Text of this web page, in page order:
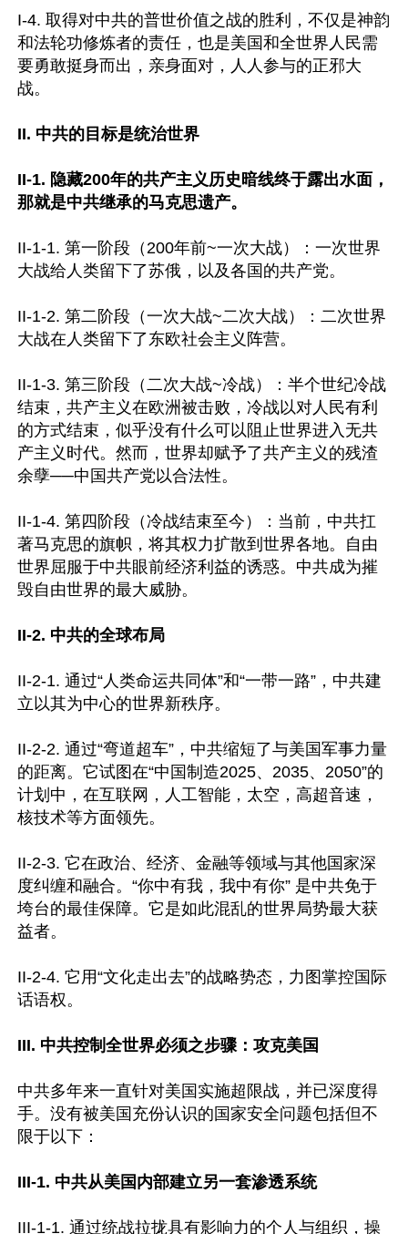
I-4. 取得对中共的普世价值之战的胜利，不仅是神韵
和法轮功修炼者的责任，也是美国和全世界人民需
要勇敢挺身而出，亲身面对，人人参与的正邪大
战。
II. 中共的目标是统治世界
II-1. 隐藏200年的共产主义历史暗线终于露出水面，
那就是中共继承的马克思遗产。
II-1-1. 第一阶段（200年前~一次大战）：一次世界
大战给人类留下了苏俄，以及各国的共产党。
II-1-2. 第二阶段（一次大战~二次大战）：二次世界
大战在人类留下了东欧社会主义阵营。
II-1-3. 第三阶段（二次大战~冷战）：半个世纪冷战
结束，共产主义在欧洲被击败，冷战以对人民有利
的方式结束，似乎没有什么可以阻止世界进入无共
产主义时代。然而，世界却赋予了共产主义的残渣
余孽──中国共产党以合法性。
II-1-4. 第四阶段（冷战结束至今）：当前，中共扛
著马克思的旗帜，将其权力扩散到世界各地。自由
世界屈服于中共眼前经济利益的诱惑。中共成为摧
毁自由世界的最大威胁。
II-2. 中共的全球布局
II-2-1. 通过“人类命运共同体”和“一带一路”，中共建
立以其为中心的世界新秩序。
II-2-2. 通过“弯道超车”，中共缩短了与美国军事力量
的距离。它试图在“中国制造2025、2035、2050”的
计划中，在互联网，人工智能，太空，高超音速，
核技术等方面领先。
II-2-3. 它在政治、经济、金融等领域与其他国家深
度纠缠和融合。“你中有我，我中有你” 是中共免于
垮台的最佳保障。它是如此混乱的世界局势最大获
益者。
II-2-4. 它用“文化走出去”的战略势态，力图掌控国际
话语权。
III. 中共控制全世界必须之步骤：攻克美国
中共多年来一直针对美国实施超限战，并已深度得
手。没有被美国充份认识的国家安全问题包括但不
限于以下：
III-1. 中共从美国内部建立另一套渗透系统
III-1-1. 通过统战拉拢具有影响力的个人与组织，操